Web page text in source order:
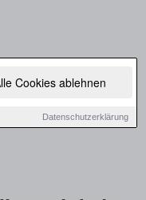
Cookies ablehnen
Datenschutzerklärung